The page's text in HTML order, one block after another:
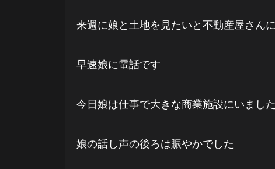
来週に娘と土地を見たいと不動産屋さん
早速娘に電話です
今日娘は仕事で大きな商業施設にいました
娘の話し声の後ろは賑やかでした